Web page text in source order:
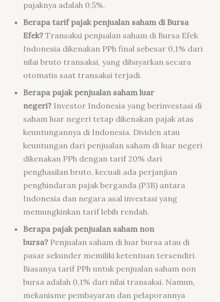
pajaknya adalah 0,5%.
Berapa tarif pajak penjualan saham di Bursa
Efek?Transaksi penjualan saham di Bursa Efek
Indonesia dikenakan PPh final sebesar 0,1% dari
nilai bruto transaksi, yang dibayarkan secara
otomatis saat transaksi terjadi.
Berapa pajak penjualan saham luar
negeri?Investor Indonesia yang berinvestasi di
saham luar negeri tetap dikenakan pajak atas
keuntungannya di Indonesia. Dividen atau
keuntungan dari penjualan saham di luar negeri
dikenakan PPh dengan tarif 20% dari
penghasilan bruto, kecuali ada perjanjian
penghindaran pajak berganda (P3B) antara
Indonesia dan negara asal investasi yang
memungkinkan tarif lebih rendah.
Berapa pajak penjualan saham non
bursa?Penjualan saham di luar bursa atau di
pasar sekunder memiliki ketentuan tersendiri.
Biasanya tarif PPh untuk penjualan saham non
bursa adalah 0,1% dari nilai transaksi. Namun,
mekanisme pembayaran dan pelaporannya